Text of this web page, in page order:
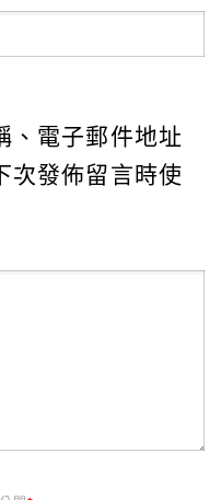
、電子郵件地址
次發佈留言時使